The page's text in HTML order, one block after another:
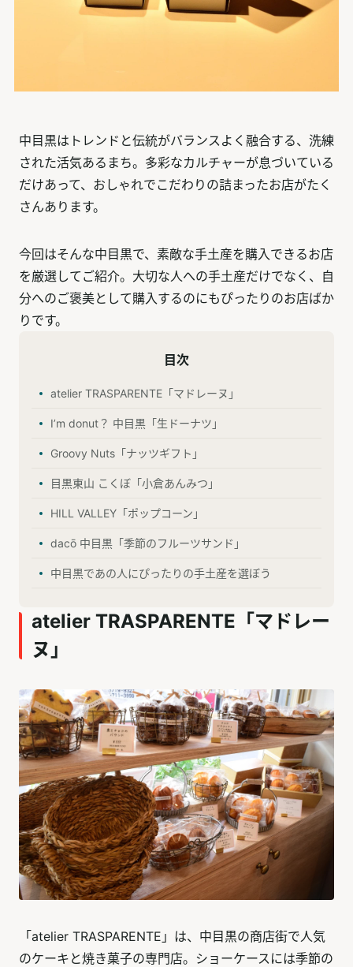
中目黒はトレンドと伝統がバランスよく融合する、洗練
された活気あるまち。多彩なカルチャーが息づいている
だけあって、おしゃれでこだわりの詰まったお店がたく
さんあります。
今回はそんな中目黒で、素敵な手土産を購入できるお店
を厳選してご紹介。大切な人への手土産だけでなく、自
分へのご褒美として購入するのにもぴったりのお店ばか
りです。
目次
atelier TRASPARENTE「マドレーヌ」
I’m donut？ 中目黒「生ドーナツ」
Groovy Nuts「ナッツギフト」
目黒東山 こくぼ「小倉あんみつ」
HILL VALLEY「ポップコーン」
dacō 中目黒「季節のフルーツサンド」
中目黒であの人にぴったりの手土産を選ぼう
atelier TRASPARENTE「マドレー
ヌ」
「atelier TRASPARENTE」は、中目黒の商店街で人気
のケーキと焼き菓子の専門店。ショーケースには季節の